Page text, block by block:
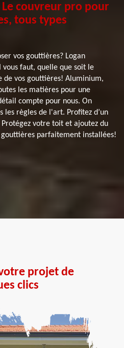
couvreur pro pour
tous types
vos gouttières? Logan
vous faut, quelle que soit le
vos gouttières! Aluminium,
les matières pour une
compte pour nous. On
les règles de l'art. Profitez d’un
votre toit et ajoutez du
parfaitement installées!
projet de
clics